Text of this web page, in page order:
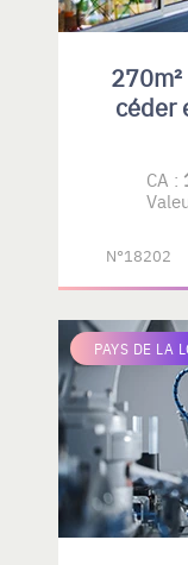
céder
CA :
N°18202
PAYS DE LA